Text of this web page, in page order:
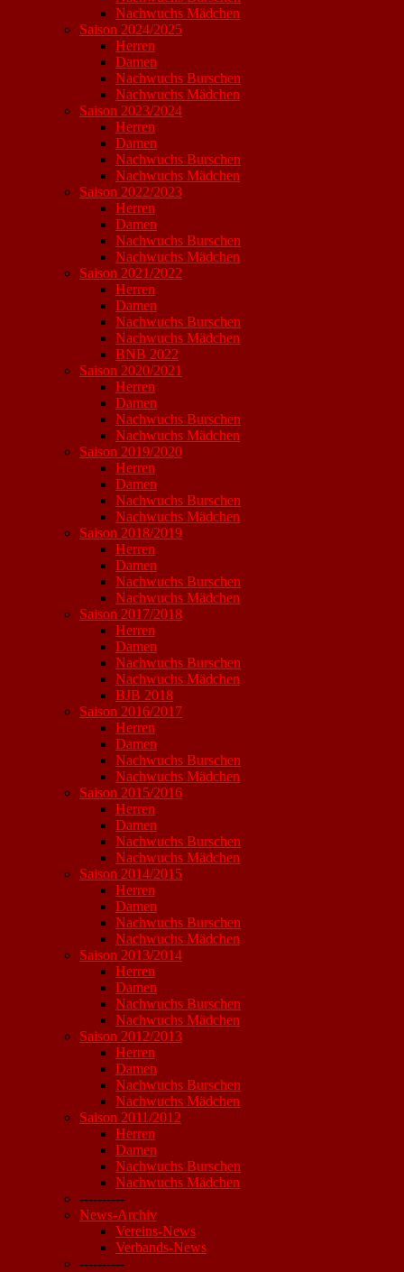
Nachwuchs Mädchen
Saison 2024/2025
Herren
Damen
Nachwuchs Burschen
Nachwuchs Mädchen
Saison 2023/2024
Herren
Damen
Nachwuchs Burschen
Nachwuchs Mädchen
Saison 2022/2023
Herren
Damen
Nachwuchs Burschen
Nachwuchs Mädchen
Saison 2021/2022
Herren
Damen
Nachwuchs Burschen
Nachwuchs Mädchen
BNB 2022
Saison 2020/2021
Herren
Damen
Nachwuchs Burschen
Nachwuchs Mädchen
Saison 2019/2020
Herren
Damen
Nachwuchs Burschen
Nachwuchs Mädchen
Saison 2018/2019
Herren
Damen
Nachwuchs Burschen
Nachwuchs Mädchen
Saison 2017/2018
Herren
Damen
Nachwuchs Burschen
Nachwuchs Mädchen
BJB 2018
Saison 2016/2017
Herren
Damen
Nachwuchs Burschen
Nachwuchs Mädchen
Saison 2015/2016
Herren
Damen
Nachwuchs Burschen
Nachwuchs Mädchen
Saison 2014/2015
Herren
Damen
Nachwuchs Burschen
Nachwuchs Mädchen
Saison 2013/2014
Herren
Damen
Nachwuchs Burschen
Nachwuchs Mädchen
Saison 2012/2013
Herren
Damen
Nachwuchs Burschen
Nachwuchs Mädchen
Saison 2011/2012
Herren
Damen
Nachwuchs Burschen
Nachwuchs Mädchen
----------
News-Archiv
Vereins-News
Verbands-News
----------